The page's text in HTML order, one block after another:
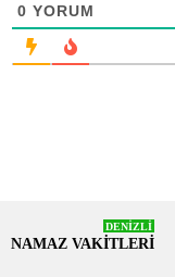
0 YORUM
NAMAZ VAKİTLERİ
DENİZLİ